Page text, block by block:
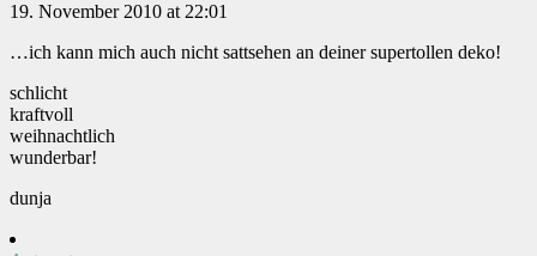
19. November 2010 at 22:01
…ich kann mich auch nicht sattsehen an deiner supertollen deko!
schlicht
kraftvoll
weihnachtlich
wunderbar!
dunja